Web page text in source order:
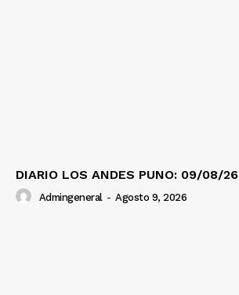
DIARIO LOS ANDES PUNO: 09/08/26
Admingeneral - Agosto 9, 2026